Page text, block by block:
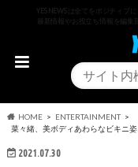
YESNEWSは全てをポジティブ
最新情報やお役立ち情報を編
HOME
ENTERTAINMENT
菜々緒、美ボディあわらなビキニ
2021.07.30